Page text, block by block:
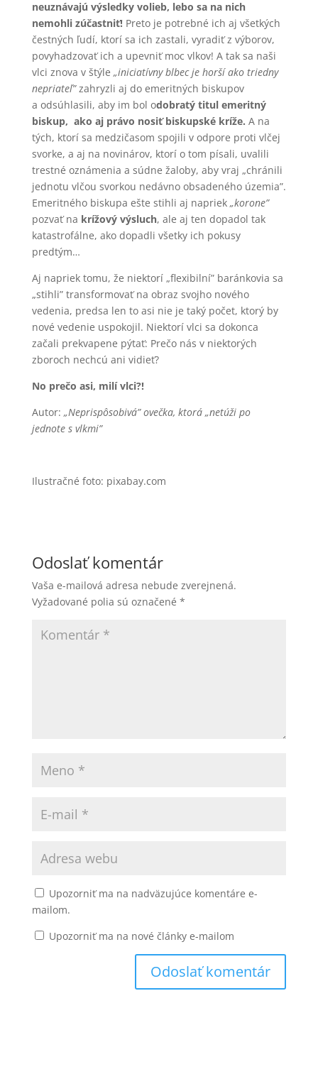
neuznávajú výsledky volieb, lebo sa na nich
nemohli zúčastniť!Preto je potrebné ich aj všetkých
čestných ľudí, ktorí sa ich zastali, vyradiť z výborov,
povyhadzovať ich a upevniť moc vlkov! A tak sa naši
vlci znova v štýle „iniciatívny blbec je horší ako triedny
nepriateľ”zahryzli aj do emeritných biskupov
a odsúhlasili, aby im bol odobratý titul emeritný
biskup, ako aj právo nosiť biskupské kríže. A na
tých, ktorí sa medzičasom spojili v odpore proti vlčej
svorke, a aj na novinárov, ktorí o tom písali, uvalili
trestné oznámenia a súdne žaloby, aby vraj „chránili
jednotu vlčou svorkou nedávno obsadeného územia”.
Emeritného biskupa ešte stihli aj napriek „korone”
pozvať na krížový výsluch, ale aj ten dopadol tak
katastrofálne, ako dopadli všetky ich pokusy
predtým…
Aj napriek tomu, že niektorí „flexibilní” baránkovia sa
„stihli” transformovať na obraz svojho nového
vedenia, predsa len to asi nie je taký počet, ktorý by
nové vedenie uspokojil. Niektorí vlci sa dokonca
začali prekvapene pýtať: Prečo nás v niektorých
zboroch nechcú ani vidieť?
No prečo asi, milí vlci?!
Autor: „Neprispôsobivá” ovečka, ktorá „netúži po
jednote s vlkmi”
Ilustračné foto: pixabay.com
Odoslať komentár
Vaša e-mailová adresa nebude zverejnená.
Vyžadované polia sú označené *
Upozorniť ma na nadväzujúce komentáre e-
mailom.
Upozorniť ma na nové články e-mailom